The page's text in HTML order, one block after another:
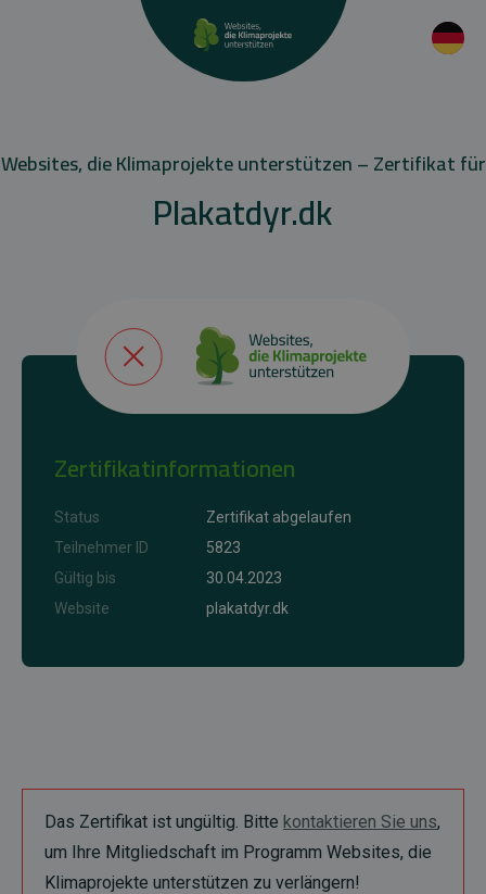
Websites, die Klimaprojekte unterstützen – Zertifikat für
Plakatdyr.dk
Zertifikatinformationen
Status
Zertifikat abgelaufen
Teilnehmer ID
5823
Gültig bis
30.04.2023
Website
plakatdyr.dk
Das Zertifikat ist ungültig. Bitte kontaktieren Sie uns,
um Ihre Mitgliedschaft im Programm Websites, die
Klimaprojekte unterstützen zu verlängern!